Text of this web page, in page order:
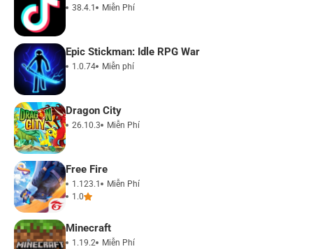
38.4.1 Miễn Phí
Epic Stickman: Idle RPG War
1.0.74 Miễn phí
Dragon City
26.10.3 Miễn Phí
Free Fire
1.123.1
Miễn Phí
1.0
Minecraft
1.19.2
Miễn Phí